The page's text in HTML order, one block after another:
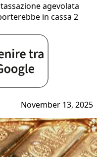
agevolata
in cassa 2
November 13, 2025